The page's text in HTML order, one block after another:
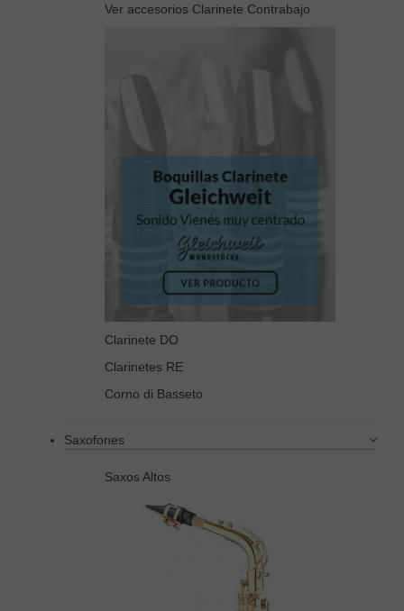
Ver accesorios Clarinete Contrabajo
Clarinete DO
Clarinetes RE
Corno di Basseto
Saxofones
Saxos Altos